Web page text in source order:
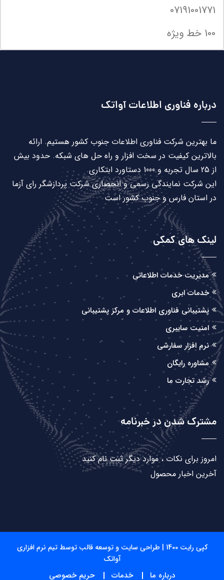
07191001771
100 خط ویژه
درباره فناوری اطلاعات آواتک
ما بهترین شرکت فناوری اطلاعات جنوب کشور هستیم. ارائه
بالاترین کیفیت در سخت افزار و راه حل های شبکه. حدود بیش
از 25 سال تجربه و 1000 دستاورد ابتکاری.
این شرکت نمایندگی رسمی و انحصاری شرکت پردازشگر رای آزما
در استان فارس و جنوب کشور است
لینک های کمکی
مدیریت خدمات اطلاعاتی
خدمات ابری
پشتیبانی فناوری اطلاعات و مرکز پشتیبانی
امنیت سایبری
نرم افزار سفارشی
مشاوره رایگان
رشد تجارت ما
مشترک شدن در خبرنامه
امروز برای نکات ، موارد دیگر ثبت نام کنید
آخرین اخبار محصول
کپی رایت 1400 | طراحی سایت و توسعه قالب توسط تیم نرم افزاری
آواتک
درباره ما خدمات حریم خصوصی